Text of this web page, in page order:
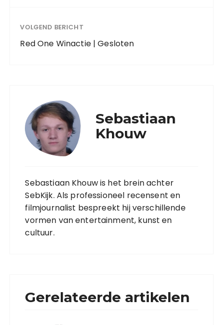
VOLGEND BERICHT
Red One Winactie | Gesloten
Sebastiaan
Khouw
Sebastiaan Khouw is het brein achter
SebKijk. Als professioneel recensent en
filmjournalist bespreekt hij verschillende
vormen van entertainment, kunst en
cultuur.
Gerelateerde artikelen